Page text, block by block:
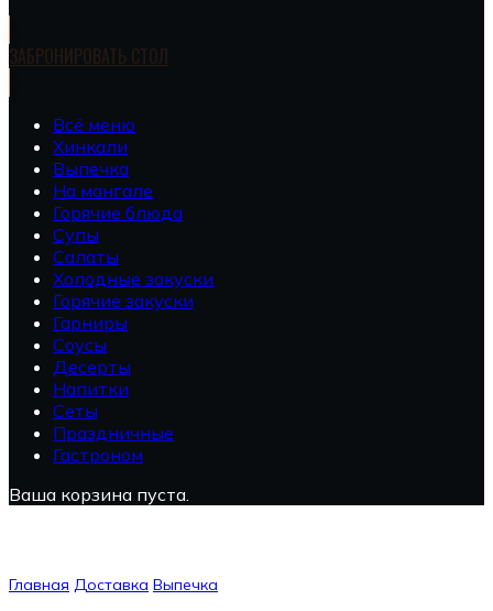
ЗАБРОНИРОВАТЬ СТОЛ
Всё меню
Хинкали
Выпечка
На мангале
Горячие блюда
Супы
Салаты
Холодные закуски
Горячие закуски
Гарниры
Соусы
Десерты
Напитки
Сеты
Праздничные
Гастроном
Ваша корзина пуста.
Главная Доставка Выпечка